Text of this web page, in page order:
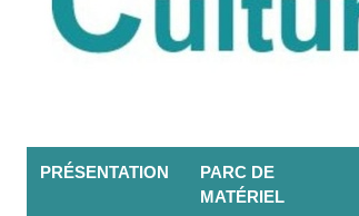
PRÉSENTATION
PARC DE
MATÉRIEL